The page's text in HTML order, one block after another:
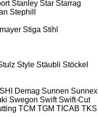
Stanley Star Starrag
Stephill
Stiga Stihl
Style Stäubli Stöckel
Demag Sunnen Sunnex
Swegon Swift Swift-Cut
TCM TGM TICAB TKS